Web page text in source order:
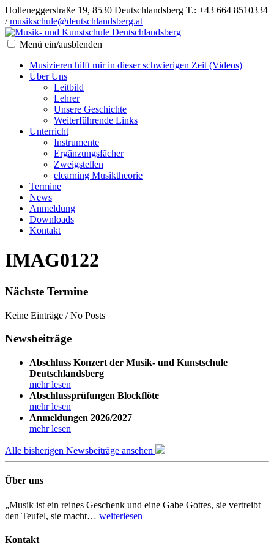
Holleneggerstraße 19, 8530 Deutschlandsberg T.: +43 664 8510334
/musikschule@deutschlandsberg.at
Menü ein/ausblenden
Musizieren hilft mir in dieser schwierigen Zeit (Videos)
Über Uns
Leitbild
Lehrer
Unsere Geschichte
Weiterführende Links
Unterricht
Instrumente
Ergänzungsfächer
Zweigstellen
elearning Musiktheorie
Termine
News
Anmeldung
Downloads
Kontakt
IMAG0122
Nächste Termine
Keine Einträge / No Posts
Newsbeiträge
Abschluss Konzert der Musik- und Kunstschule
Deutschlandsberg
mehr lesen
Abschlussprüfungen Blockflöte
mehr lesen
Anmeldungen 2026/2027
mehr lesen
Alle bisherigen Newsbeiträge ansehen
Über uns
„Musik ist ein reines Geschenk und eine Gabe Gottes, sie vertreibt
den Teufel, sie macht… weiterlesen
Kontakt